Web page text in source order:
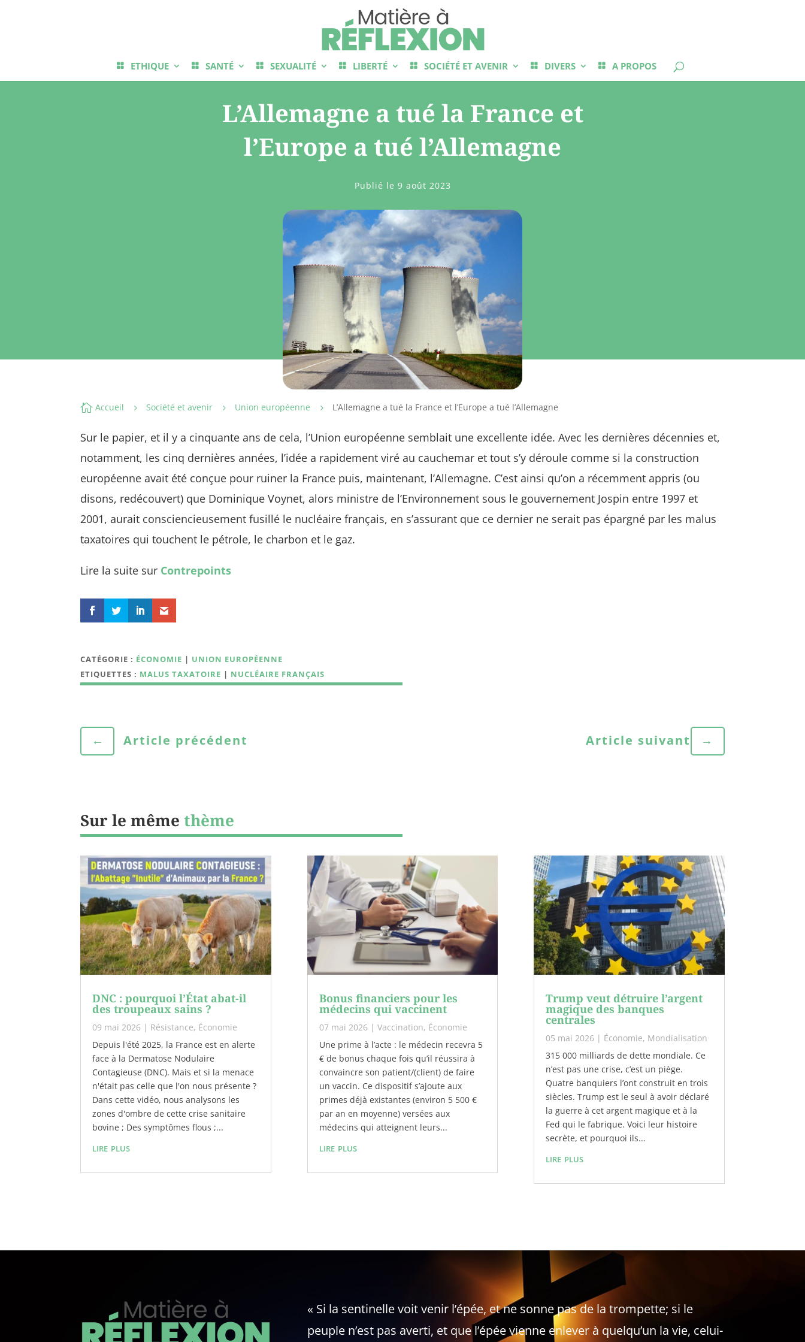
ETHIQUE SANTÉ SEXUALITÉ LIBERTÉ SOCIÉTÉ ET AVENIR DIVERS A PROPOS
L’Allemagne a tué la France et
l’Europe a tué l’Allemagne
Publié le 9 août 2023
 Accueil 5 Société et avenir 5 Union européenne 5 L’Allemagne a tué la France et l’Europe a tué l’Allemagne
Sur le papier, et il y a cinquante ans de cela, l’Union européenne semblait une excellente idée. Avec les dernières décennies et,
notamment, les cinq dernières années, l’idée a rapidement viré au cauchemar et tout s’y déroule comme si la construction
européenne avait été conçue pour ruiner la France puis, maintenant, l’Allemagne. C’est ainsi qu’on a récemment appris (ou
disons, redécouvert) que Dominique Voynet, alors ministre de l’Environnement sous le gouvernement Jospin entre 1997 et
2001, aurait consciencieusement fusillé le nucléaire français, en s’assurant que ce dernier ne serait pas épargné par les malus
taxatoires qui touchent le pétrole, le charbon et le gaz.
Lire la suite sur Contrepoints
CATÉGORIE : ÉCONOMIE | UNION EUROPÉENNE
ETIQUETTES : MALUS TAXATOIRE | NUCLÉAIRE FRANÇAIS
← Article précédent Article suivant →
Sur le mêmethème
DNC : pourquoi l’État abat-il
des troupeaux sains ?
09 mai 2026 | Résistance, Économie
Depuis l'été 2025, la France est en alerte
face à la Dermatose Nodulaire
Contagieuse (DNC). Mais et si la menace
n'était pas celle que l'on nous présente ?
Dans cette vidéo, nous analysons les
zones d'ombre de cette crise sanitaire
bovine ; Des symptômes flous ;...
lire plus
Bonus financiers pour les
médecins qui vaccinent
07 mai 2026| Vaccination, Économie
Une prime à l’acte : le médecin recevra 5
€ de bonus chaque fois qu’il réussira à
convaincre son patient/(client) de faire
un vaccin. Ce dispositif s’ajoute aux
primes déjà existantes (environ 5 500 €
par an en moyenne) versées aux
médecins qui atteignent leurs...
lire plus
Trump veut détruire l’argent
magique des banques
centrales
05 mai 2026| Économie, Mondialisation
315 000 milliards de dette mondiale. Ce
n’est pas une crise, c’est un piège.
Quatre banquiers l’ont construit en trois
siècles. Trump est le seul à avoir déclaré
la guerre à cet argent magique et à la
Fed qui le fabrique. Voici leur histoire
secrète, et pourquoi ils...
lire plus
« Si la sentinelle voit venir l’épée, et ne sonne pas de la trompette; si le
peuple n’est pas averti, et que l’épée vienne enlever à quelqu’un la vie, celui-